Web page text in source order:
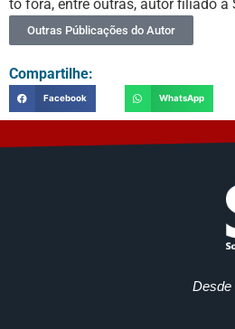
tô fora, entre outras, autor filiado a
Outras Públicações do Autor
Compartilhe:
Facebook WhatsApp
Desde